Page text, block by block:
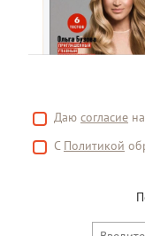
Даю согласие
С Политикой